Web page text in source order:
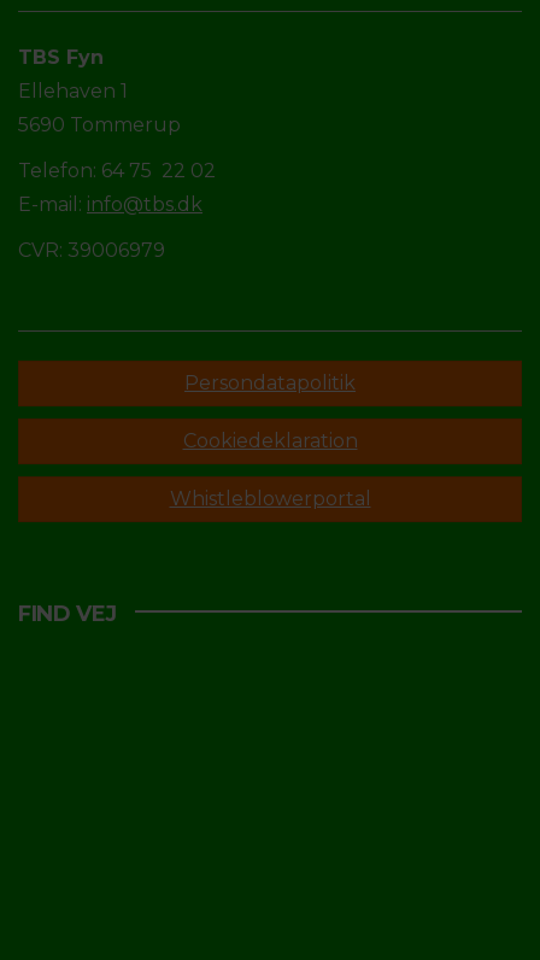
TBS Fyn
Ellehaven 1
5690 Tommerup
Telefon: 64 75 22 02
E-mail: info@tbs.dk
CVR: 39006979
Persondatapolitik
Cookiedeklaration
Whistleblowerportal
FIND VEJ